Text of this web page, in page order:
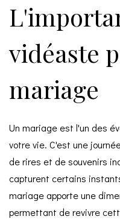
vidéaste
mariage
Un mariage est l'un des
votre vie. C'est une
de rires et de souvenirs
capturent certains
mariage apporte une
permettant de revivre